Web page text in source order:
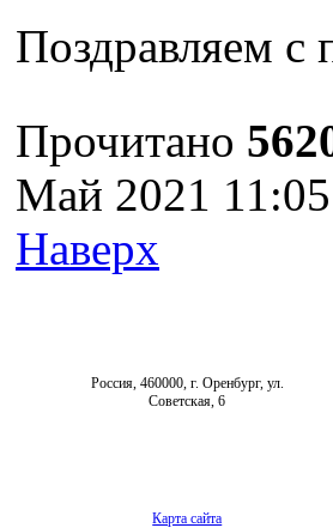
Поздравляем с
Прочитано
Май 2021 11:05
Наверх
Россия, 460000, г. Оренбург, ул.
Советская, 6
Карта сайта